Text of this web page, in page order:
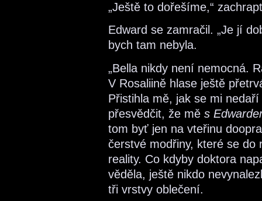
„Ještě to dořešíme,“
Edward se zamračil. „Je jí
bych tam nebyla.
„Bella nikdy není nemocná.
V Rosaliině hlase ještě
Přistihla mě, jak se mi
přesvědčit, že mě s
tom byť jen na vteřinu
čerstvé modřiny, které se do
reality. Co kdyby doktora
věděla, ještě nikdo
tři vrstvy oblečení.